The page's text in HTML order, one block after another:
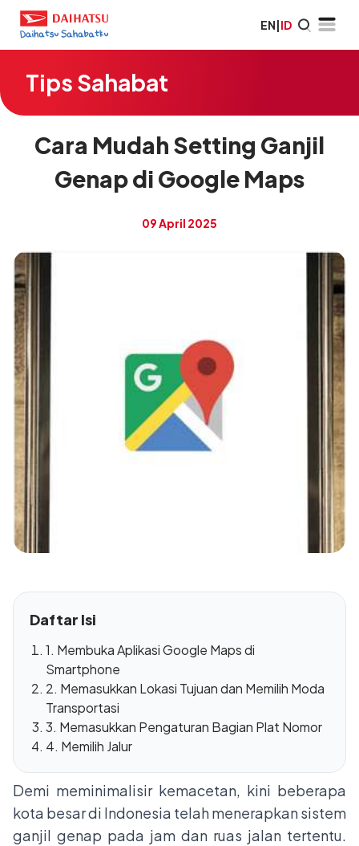
EN|ID
Tips Sahabat
Cara Mudah Setting Ganjil
Genap di Google Maps
09 April 2025
Daftar Isi
1. Membuka Aplikasi Google Maps di
Smartphone
2. Memasukkan Lokasi Tujuan dan Memilih Moda
Transportasi
3. Memasukkan Pengaturan Bagian Plat Nomor
4. Memilih Jalur
Demi meminimalisir kemacetan, kini beberapa
kota besar di Indonesia telah menerapkan sistem
ganjil genap pada jam dan ruas jalan tertentu.